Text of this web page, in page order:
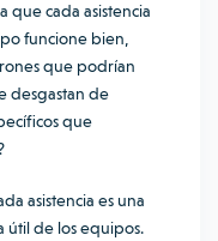
que cada asistencia
funcione bien,
que podrían
desgastan de
que
asistencia es una
útil de los equipos.